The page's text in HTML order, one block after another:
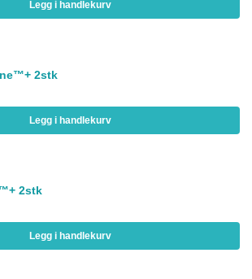
Legg i handlekurv
2stk
Legg i handlekurv
2stk
Legg i handlekurv